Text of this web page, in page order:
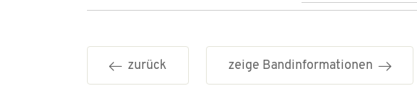
zurück zeige Bandinformationen